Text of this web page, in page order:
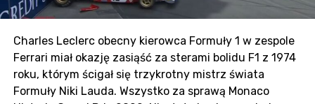
Charles Leclerc obecny kierowca Formuły 1 w zespole
Ferrari miał okazję zasiąść za sterami bolidu F1 z 1974
roku, którym ścigał się trzykrotny mistrz świata
Formuły Niki Lauda. Wszystko za sprawą Monaco